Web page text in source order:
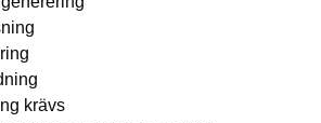
krävs